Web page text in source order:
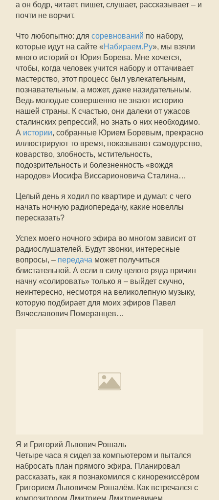
а он бодр, читает, пишет, слушает, рассказывает – и
почти не ворчит.
Что любопытно: для соревнований по набору,
которые идут на сайте «Набираем.Ру», мы взяли
много историй от Юрия Борева. Мне хочется,
чтобы, когда человек учится набору и оттачивает
мастерство, этот процесс был увлекательным,
познавательным, а может, даже назидательным.
Ведь молодые совершенно не знают историю
нашей страны. К счастью, они далеки от ужасов
сталинских репрессий, но знать о них необходимо.
А истории, собранные Юрием Боревым, прекрасно
иллюстрируют то время, показывают самодурство,
коварство, злобность, мстительность,
подозрительность и болезненность «вождя
народов» Иосифа Виссарионовича Сталина…
Целый день я ходил по квартире и думал: с чего
начать ночную радиопередачу, какие новеллы
пересказать?
Успех моего ночного эфира во многом зависит от
радиослушателей. Будут звонки, интересные
вопросы, – передача может получиться
блистательной. А если в силу целого ряда причин
начну «солировать» только я – выйдет скучно,
неинтересно, несмотря на великолепную музыку,
которую подбирает для моих эфиров Павел
Вячеславович Померанцев…
Я и Григорий Львович Рошаль
Четыре часа я сидел за компьютером и пытался
набросать план прямого эфира. Планировал
рассказать, как я познакомился с кинорежиссёром
Григорием Львовичем Рошалём. Как встречался с
композитором Дмитрием Дмитриевичем